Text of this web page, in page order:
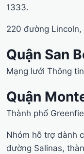
1333.
220 đường Lincoln,
Quận San
Mạng lưới Thông
Quận
Thành phố
Nhóm hỗ trợ dành
đường Salinas,